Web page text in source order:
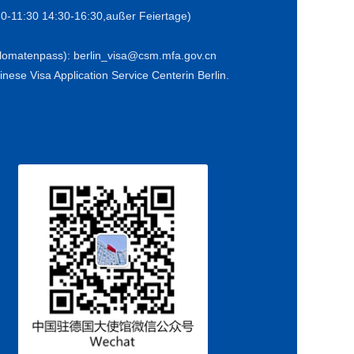
11:30 14:30-16:30,außer Feiertage)
berlin_visa@csm.mfa.gov.cn
Visa Application Service Centerin Berlin.